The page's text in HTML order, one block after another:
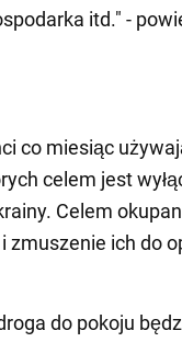
itd." -
co miesiąc
celem jest
Celem
zmuszenie ich do
do pokoju